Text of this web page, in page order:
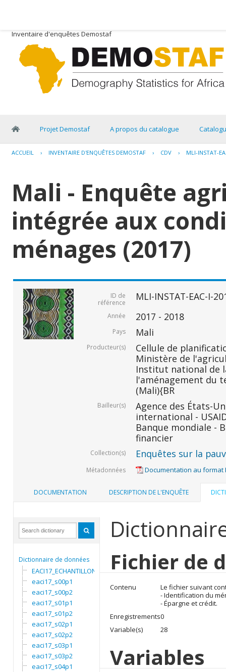
Inventaire d'enquêtes Demostaf
Projet Demostaf A propos du catalogue
ACCUEIL › INVENTAIRE D'ENQUÊTES DEMOSTAF › CDV › MLI-INSTAT-
Mali - Enquête
intégrée aux
ménages (2017)
ID de
référence
MLI-INSTAT-EAC-I-
Année 2017 - 2018
Pays Mali
Producteur(s)
Cellule de
Ministère de
Institut national de
l'aménagement du
(Mali){BR
Bailleur(s)
Agence des États-
international -
Banque mondiale -
financier
Collection(s) Enquêtes sur la
Métadonnées Documentation au format
DOCUMENTATION DESCRIPTION DE L'ENQUÊTE
Dictionnaire de données
EACI17_ECHANTILLON
eaci17_s00p1
eaci17_s00p2
eaci17_s01p1
eaci17_s01p2
eaci17_s02p1
eaci17_s02p2
eaci17_s03p1
eaci17_s03p2
eaci17_s04p1
Fichier de
Contenu
Le fichier suivant
- Identification du
- Épargne et crédit.
Enregistrements0
Variable(s)
28
Variables